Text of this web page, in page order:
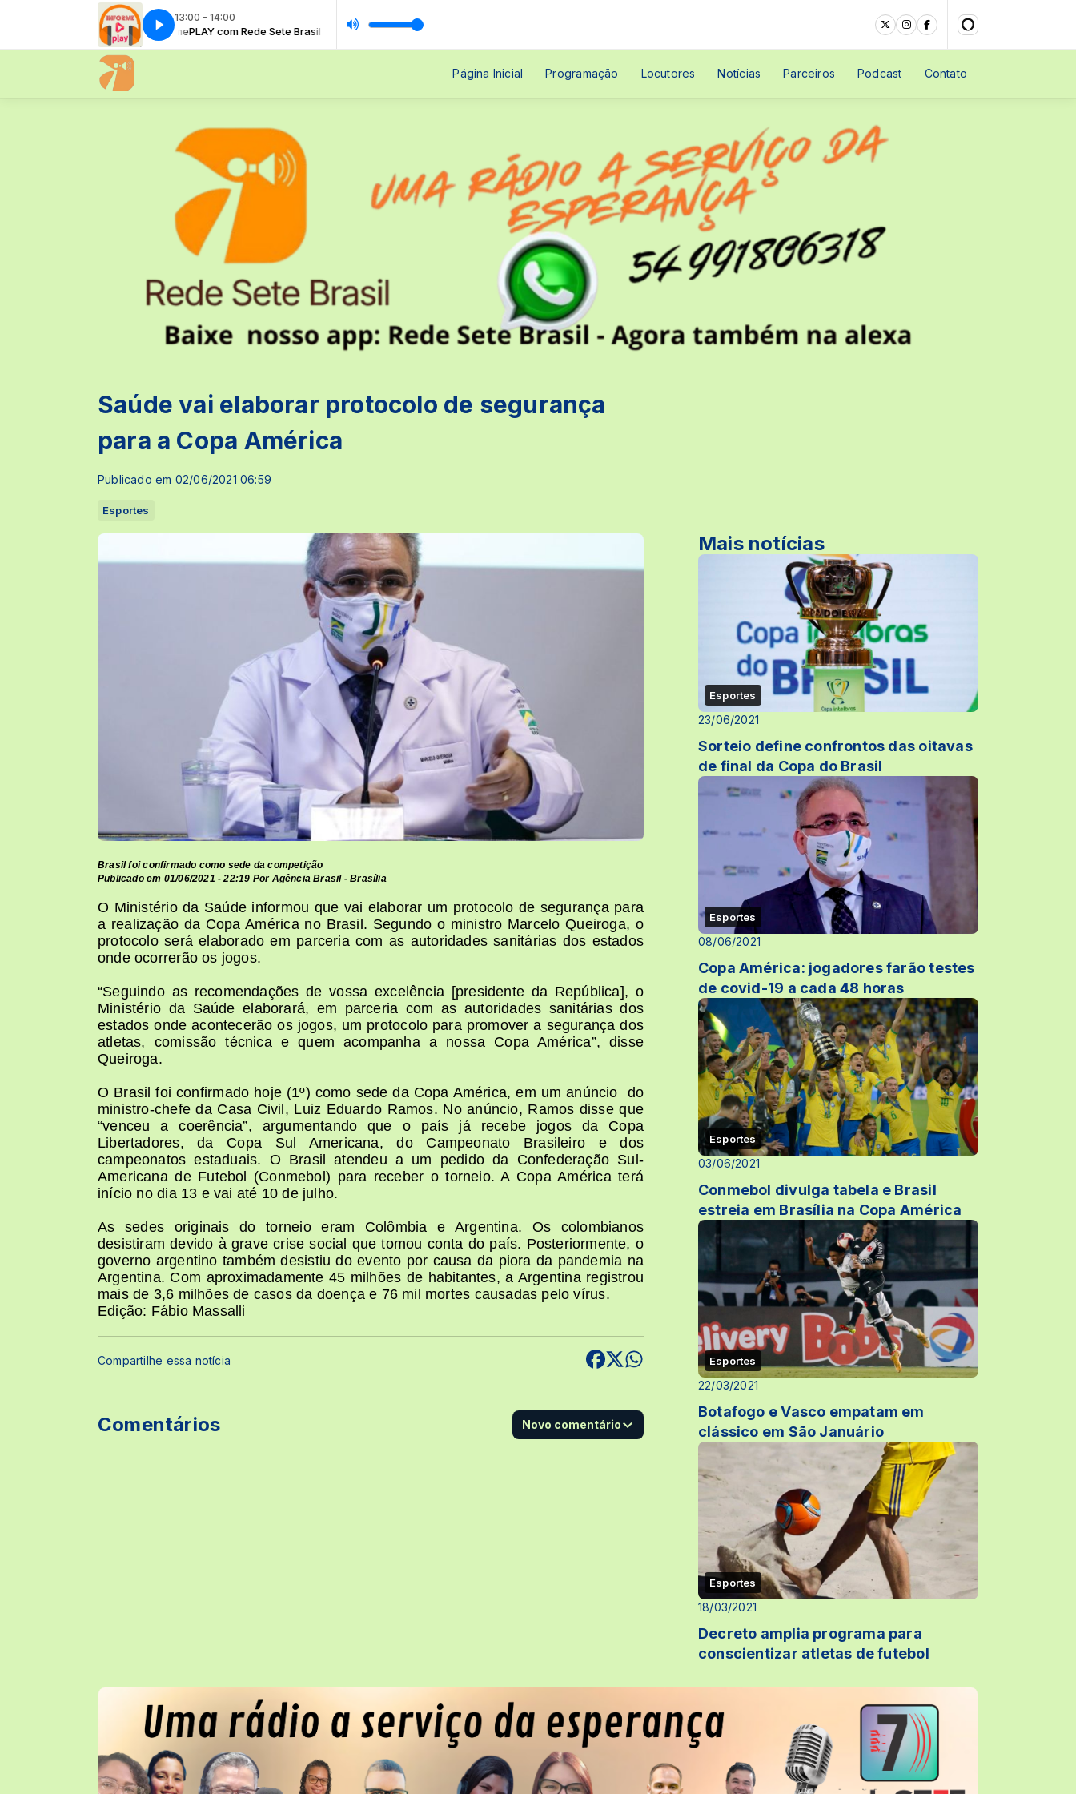
13:00 - 14:00
InformePLAY com Rede Sete Brasil InformePLAY com Rede Sete Brasil
Página Inicial Programação Locutores Notícias Parceiros Podcast Contato
Saúde vai elaborar protocolo de segurança
para a Copa América
Publicado em 02/06/2021 06:59
Esportes
Brasil foi confirmado como sede da competição
Publicado em 01/06/2021 - 22:19 Por Agência Brasil - Brasília
O Ministério da Saúde informou que vai elaborar um protocolo de segurança para
a realização da Copa América no Brasil. Segundo o ministro Marcelo Queiroga, o
protocolo será elaborado em parceria com as autoridades sanitárias dos estados
onde ocorrerão os jogos.
“Seguindo as recomendações de vossa excelência [presidente da República], o
Ministério da Saúde elaborará, em parceria com as autoridades sanitárias dos
estados onde acontecerão os jogos, um protocolo para promover a segurança dos
atletas, comissão técnica e quem acompanha a nossa Copa América”, disse
Queiroga.
O Brasil foi confirmado hoje (1º) como sede da Copa América,em um anúncio do
ministro-chefe da Casa Civil, Luiz Eduardo Ramos. No anúncio, Ramos disse que
“venceu a coerência”, argumentando que o país já recebe jogos da Copa
Libertadores, da Copa Sul Americana, do Campeonato Brasileiro e dos
campeonatos estaduais. O Brasil atendeu a um pedido da Confederação Sul-
Americana de Futebol (Conmebol) para receber o torneio. A Copa América terá
início no dia 13 e vai até 10 de julho.
As sedes originais do torneio eram Colômbia e Argentina. Os colombianos
desistiram devido à grave crise social que tomou conta do país. Posteriormente, o
governo argentino também desistiu do evento por causa da piora da pandemia na
Argentina. Com aproximadamente 45 milhões de habitantes, a Argentina registrou
mais de 3,6 milhões de casos da doença e 76 mil mortes causadas pelo vírus.
Edição: Fábio Massalli
Compartilhe essa notícia
Comentários Novo comentário
Mais notícias
Esportes
23/06/2021
Sorteio define confrontos das oitavas
de final da Copa do Brasil
Esportes
08/06/2021
Copa América: jogadores farão testes
de covid-19 a cada 48 horas
Esportes
03/06/2021
Conmebol divulga tabela e Brasil
estreia em Brasília na Copa América
Esportes
22/03/2021
Botafogo e Vasco empatam em
clássico em São Januário
Esportes
18/03/2021
Decreto amplia programa para
conscientizar atletas de futebol